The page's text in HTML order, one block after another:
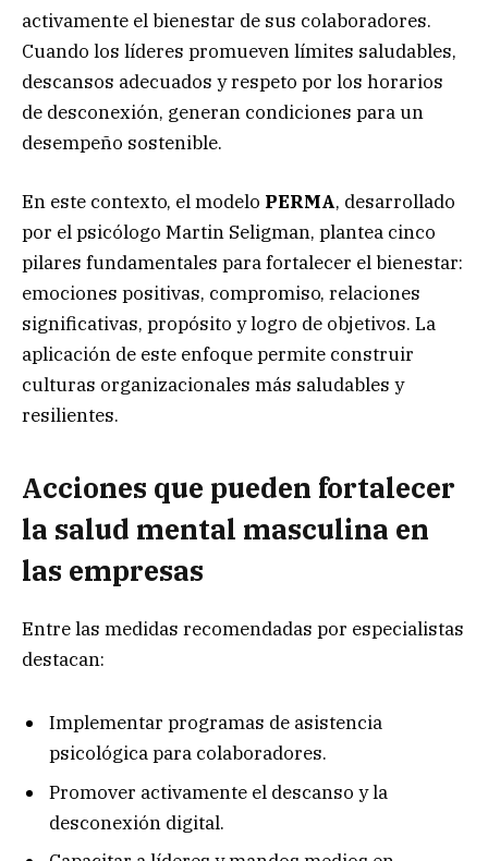
activamente el bienestar de sus colaboradores.
Cuando los líderes promueven límites saludables,
descansos adecuados y respeto por los horarios
de desconexión, generan condiciones para un
desempeño sostenible.
En este contexto, el modelo PERMA, desarrollado
por el psicólogo Martin Seligman, plantea cinco
pilares fundamentales para fortalecer el bienestar:
emociones positivas, compromiso, relaciones
significativas, propósito y logro de objetivos. La
aplicación de este enfoque permite construir
culturas organizacionales más saludables y
resilientes.
Acciones que pueden fortalecer
la salud mental masculina en
las empresas
Entre las medidas recomendadas por especialistas
destacan:
Implementar programas de asistencia
psicológica para colaboradores.
Promover activamente el descanso y la
desconexión digital.